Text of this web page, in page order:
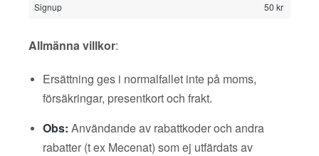
Signup 50 kr
Allmänna villkor:
Ersättning ges i normalfallet inte på moms,
försäkringar, presentkort och frakt.
Obs: Användande av rabattkoder och andra
rabatter (t ex Mecenat) som ej utfärdats av